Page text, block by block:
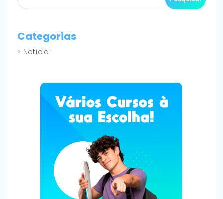
Categorias
Notícia